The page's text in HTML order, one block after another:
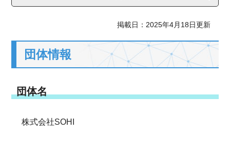
掲載日：2025年4月18日更新
団体情報
団体名
株式会社SOHI